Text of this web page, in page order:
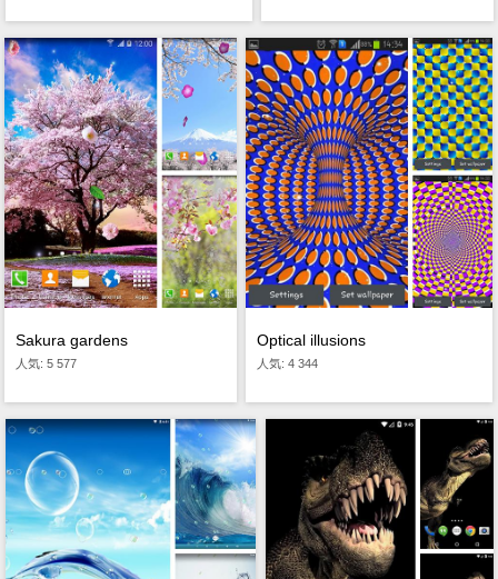
Sakura gardens
人気: 5 577
Optical illusions
人気: 4 344